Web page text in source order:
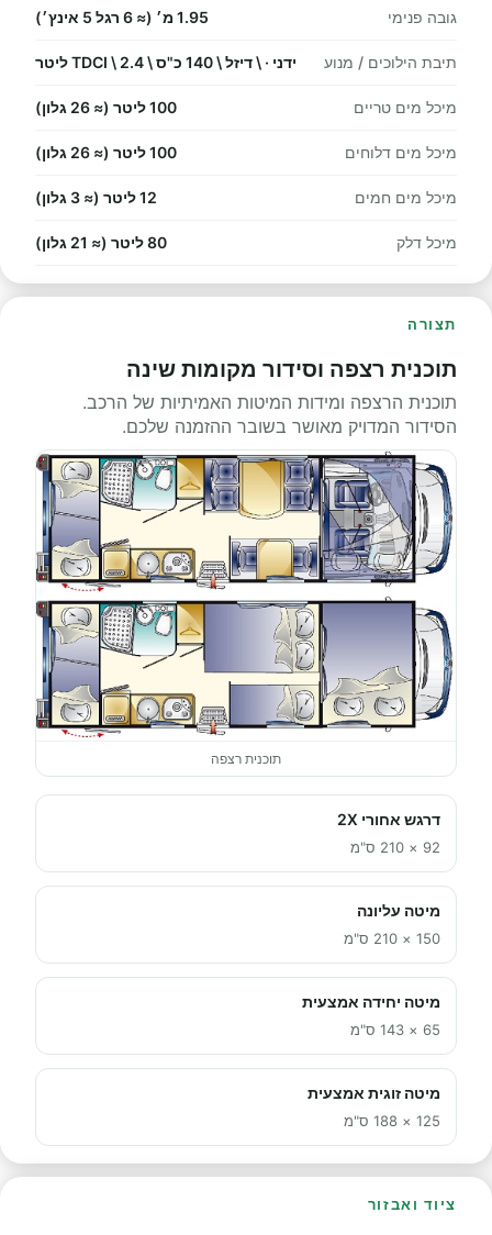
גובה פנימי 1.95 מ׳ (≈ 6 רגל 5 אינץ׳)
תיבת הילוכים / מנוע ידני · \ דיזל \ 140 כ"ס \ TDCI \ 2.4 ליטר
מיכל מים טריים 100 ליטר (≈ 26 גלון)
מיכל מים דלוחים 100 ליטר (≈ 26 גלון)
מיכל מים חמים 12 ליטר (≈ 3 גלון)
מיכל דלק 80 ליטר (≈ 21 גלון)
תצורה
תוכנית רצפה וסידור מקומות שינה
תוכנית הרצפה ומידות המיטות האמיתיות של הרכב.
הסידור המדויק מאושר בשובר ההזמנה שלכם.
תוכנית רצפה
דרגש אחורי 2X
92 × 210 ס"מ
מיטה עליונה
150 × 210 ס"מ
מיטה יחידה אמצעית
65 × 143 ס"מ
מיטה זוגית אמצעית
125 × 188 ס"מ
ציוד ואבזור